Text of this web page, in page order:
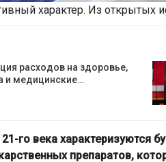
характер. Из открытых
расходов на здоровье,
и медицинские…
го века характеризуются
препаратов,